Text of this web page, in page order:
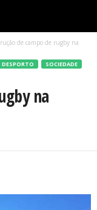
de campo de rugby na
DESPORTO
SOCIEDADE
na